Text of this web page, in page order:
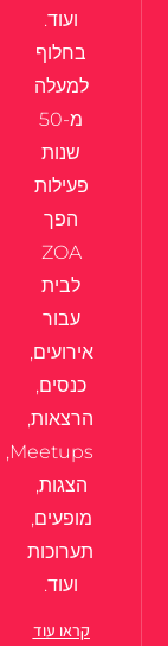
ועוד.
בחלוף
למעלה
מ-50
שנות
פעילות
הפך
ZOA
לבית
עבור
אירועים,
כנסים,
הרצאות,
Meetups,
הצגות,
מופעים,
תערוכות
ועוד.
קראו עוד